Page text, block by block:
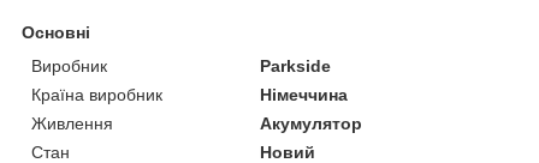
Основні
Виробник
Parkside
Країна виробник
Німеччина
Живлення
Акумулятор
Стан
Новий